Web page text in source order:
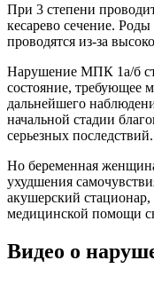
При 3 степени
кесарево сечение.
проводятся из-за
Нарушение МПК 1а/б
состояние, требующее
дальнейшего
начальной стадии
серьезных последствий.
Но беременная
ухудшения
акушерский стационар,
медицинской помощи
Видео о